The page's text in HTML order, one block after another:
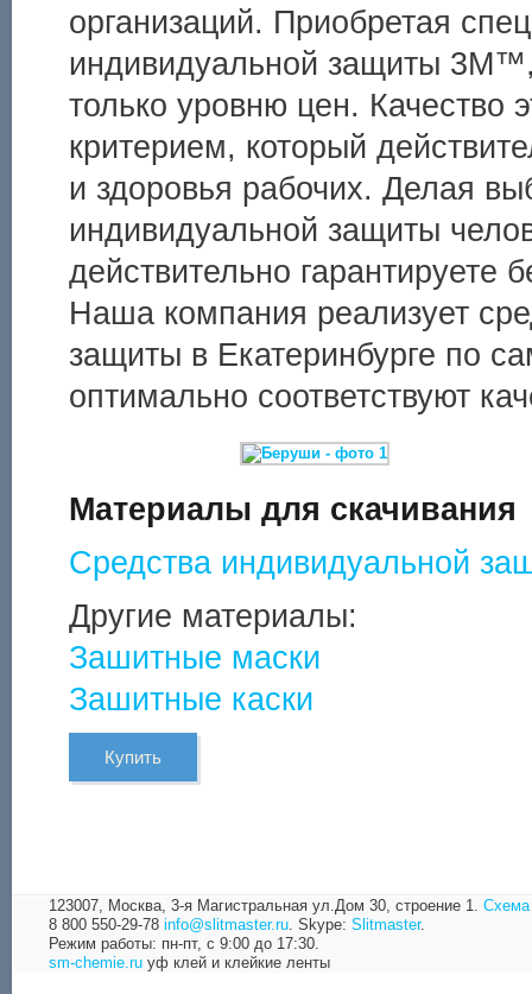
организаций. Приобретая
индивидуальной защиты
только уровню цен. Качество
критерием, который
и здоровья рабочих. Делая
индивидуальной защиты
действительно гарантируете
Наша компания реализует
защиты в Екатеринбурге по
оптимально соответствуют
Материалы для скачивания
Средства индивидуальной
Другие материалы:
Зашитные маски
Зашитные каски
Купить
123007, Москва, 3-я Магистральная ул.Дом 30, строение 1.
Схема
8 800 550-29-78 info@slitmaster.ru Skype: Slitmaster.
Режим работы: пн-пт, с 9:00 до 17:30.
sm-chemie.ru уф клей и клейкие ленты